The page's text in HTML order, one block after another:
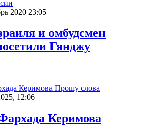
2020 23:05
и омбудсмен
Гянджу
Прошу слова
12:06
Керимова